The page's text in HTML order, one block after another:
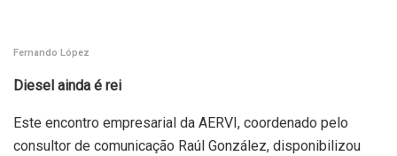
Fernando López
Diesel ainda é rei
Este encontro empresarial da AERVI, coordenado pelo
consultor de comunicação Raúl González, disponibilizou